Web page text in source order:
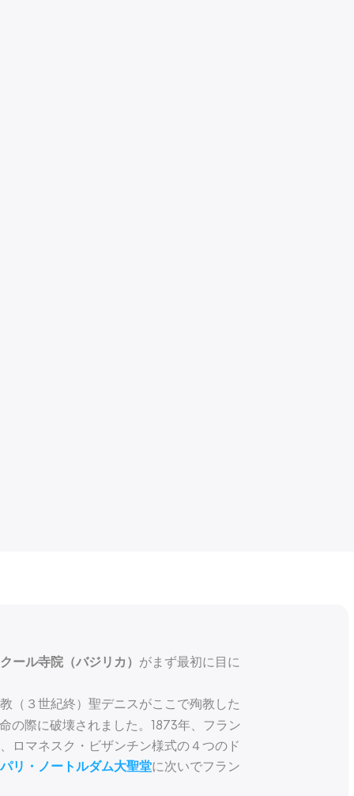
ール寺院（バジリカ） がまず最初に目に
（３世紀終）聖デニスがここで殉教した
の際に破壊されました。1873年、フラン
ロマネスク・ビザンチン様式の４つのド
パリ・ノートルダム大聖堂に次いでフラン